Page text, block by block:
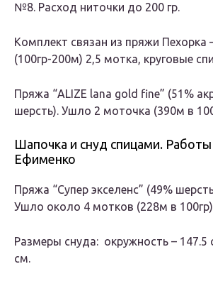
№8. Расход ниточки до 200 гр.
Комплект связан из пряжи Пехорка
(100гр-200м) 2,5 мотка, круговые
Пряжа “ALIZE lana gold fine” (51%
шерсть). Ушло 2 моточка (390м в
Шапочка и снуд спицами.
Ефименко
Пряжа “Супер экселенс” (49%
Ушло около 4 мотков (228м в
Размеры снуда: окружность – 147.5
см.